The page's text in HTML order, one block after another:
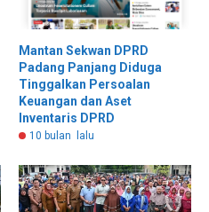
Mantan Sekwan DPRD
Padang Panjang Diduga
Tinggalkan Persoalan
Keuangan dan Aset
Inventaris DPRD
10 bulan lalu